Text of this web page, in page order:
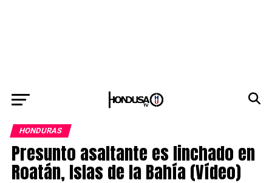
HONDURAS
Presunto asaltante es linchado en
Roatán, Islas de la Bahía (Vídeo)